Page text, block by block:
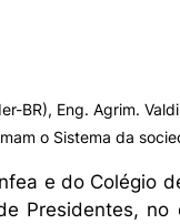
BR), Eng. Agrim.
o Sistema da
e do Colégio
Presidentes,